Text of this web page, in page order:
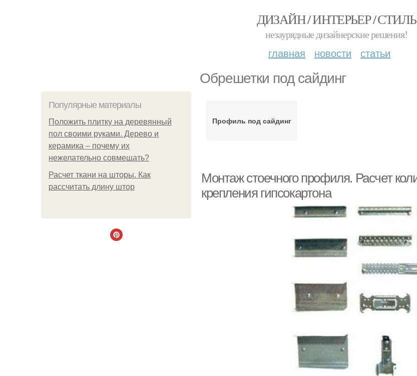
ДИЗАЙН / ИНТЕРЬЕР / СТИЛЬ
незаурядные дизайнерские решения!
главная новости статьи
Обрешетки под сайдинг
Популярные материалы
Положить плитку на деревянный
пол своими руками. Дерево и
керамика – почему их
нежелательно совмещать?
Расчет ткани на шторы. Как
рассчитать длину штор
Профиль под сайдинг
Монтаж стоечного профиля. Расчет
крепления гипсокартона